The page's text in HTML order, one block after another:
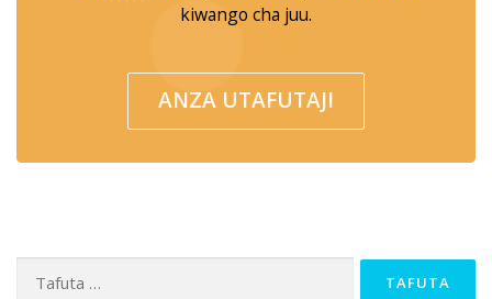
kiwango cha juu.
ANZA UTAFUTAJI
Tafuta kwa: